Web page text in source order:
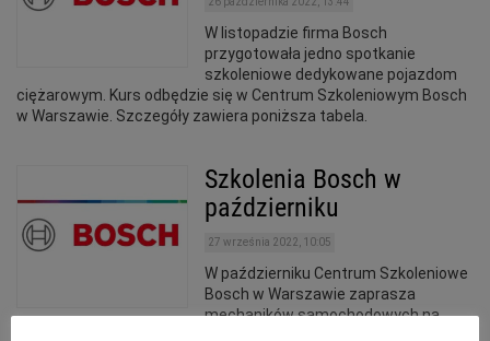
W listopadzie firma Bosch
przygotowała jedno spotkanie
szkoleniowe dedykowane pojazdom
ciężarowym. Kurs odbędzie się w Centrum Szkoleniowym Bosch
w Warszawie. Szczegóły zawiera poniższa tabela.
Szkolenia Bosch w
październiku
27 września 2022, 10:05
W październiku Centrum Szkoleniowe
Bosch w Warszawie zaprasza
mechaników samochodowych na